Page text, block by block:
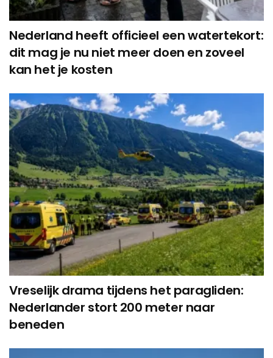
Nederland heeft officieel een watertekort:
dit mag je nu niet meer doen en zoveel
kan het je kosten
Vreselijk drama tijdens het paragliden:
Nederlander stort 200 meter naar
beneden